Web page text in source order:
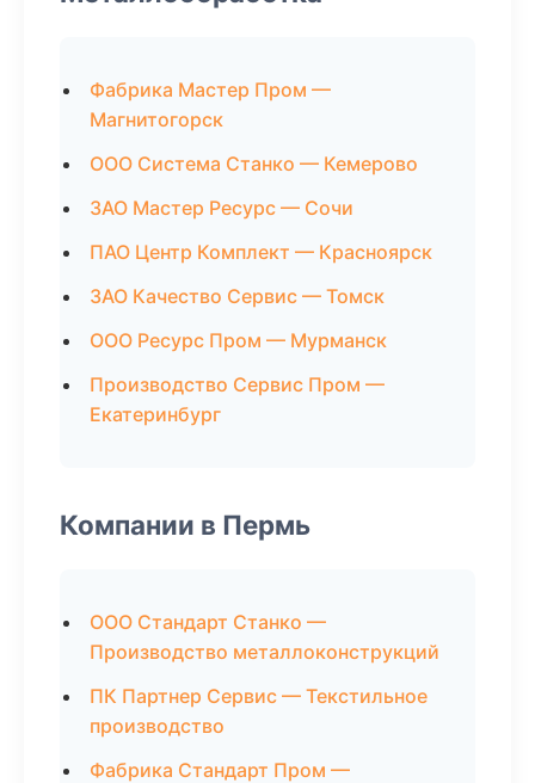
Фабрика Мастер Пром —
Магнитогорск
ООО Система Станко — Кемерово
ЗАО Мастер Ресурс — Сочи
ПАО Центр Комплект — Красноярск
ЗАО Качество Сервис — Томск
ООО Ресурс Пром — Мурманск
Производство Сервис Пром —
Екатеринбург
Компании в Пермь
ООО Стандарт Станко —
Производство металлоконструкций
ПК Партнер Сервис — Текстильное
производство
Фабрика Стандарт Пром —